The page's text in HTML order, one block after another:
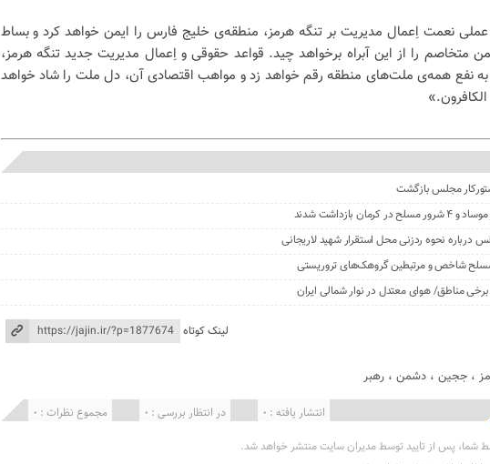
عملی نعمت اِعمال مدیریت بر تنگه هرمز، منطقه‌ی خلیج فارس را ایمن خواهد کرد و بساط
متخاصم را از این آبراه برخواهد چید. قواعد حقوقی و اِعمال مدیریت جدید تنگه هرمز،
نفع همه‌ی ملت‌های منطقه رقم خواهد زد و مواهب اقتصادی آن، دل ملت را شاد خواهد
الکافرون.»
مجلس بازگشت
درباره نحوه ردزنی محل استقرار شهید لاریجانی
لینک کوتاه
،ججین ،دشمن ،رهبر
مجموع نظرات : 0 در انتظار بررسی : 0 انتشار یافته : 0
شما، پس از تایید توسط مدیران سایت منتشر خواهد شد.